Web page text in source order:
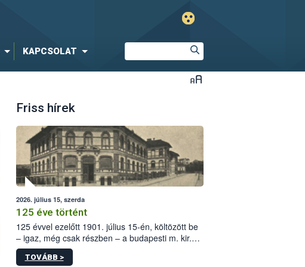
KAPCSOLAT
Friss hírek
2026. július 15, szerda
125 éve történt
125 évvel ezelőtt 1901. július 15-én, költözött be
– igaz, még csak részben – a budapesti m. kir.
állami vetőmagvizsgáló állomás a Kis Rókus utca
15. szám alatti, Czigler Győző által tervezett új
TOVÁBB >